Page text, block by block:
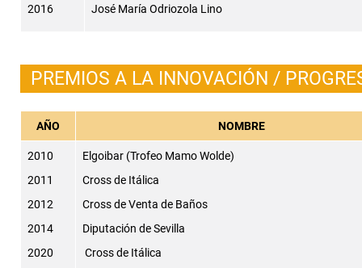
2016
José María Odriozola Lino
PREMIOS A LA INNOVACIÓN /
AÑO NOMBRE
2010
2011
2012
2014
2020
Elgoibar (Trofeo Mamo Wolde)
Cross de Itálica
Cross de Venta de Baños
Diputación de Sevilla
Cross de Itálica